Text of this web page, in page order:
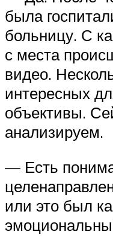
была
больницу. С
с места
видео.
интересных
объективы.
анализируем.
— Есть
или это был